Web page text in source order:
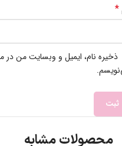
*
ذخیره نام، ایمیل و وبسایت من در
محصولات مشابه